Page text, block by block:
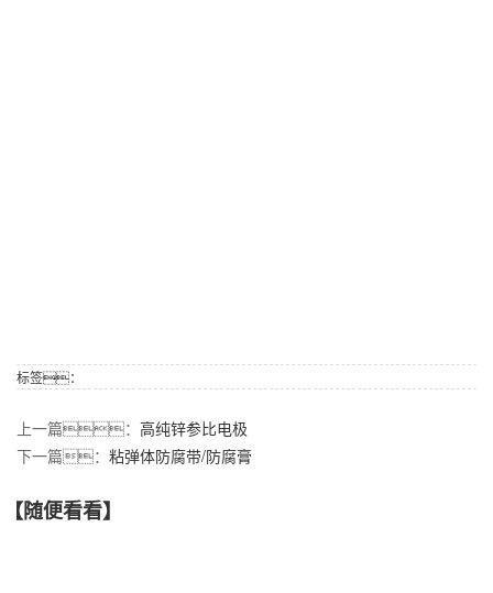
标签：
上一篇： 高纯锌参比电极
下一篇： 粘弹体防腐带/防腐膏
【随便看看】